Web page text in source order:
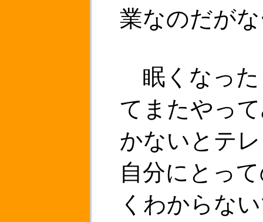
業なのだが
眠くなった
てまたやっ
かないとテ
自分にとっ
くわからな